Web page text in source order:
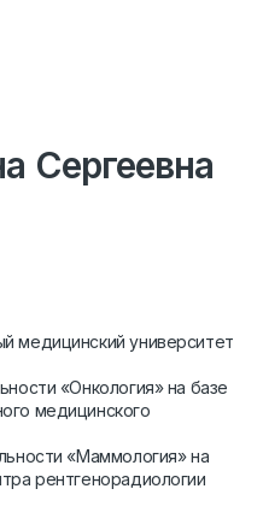
Сергеевна
медицинский университет
«Онкология» на базе
медицинского
«Маммология» на
рентгенорадиологии